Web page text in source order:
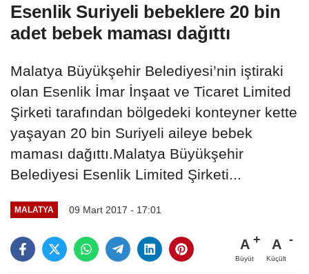
Esenlik Suriyeli bebeklere 20 bin
adet bebek maması dağıttı
Malatya Büyükşehir Belediyesi’nin iştiraki
olan Esenlik İmar İnşaat ve Ticaret Limited
Şirketi tarafından bölgedeki konteyner kette
yaşayan 20 bin Suriyeli aileye bebek
maması dağıttı.Malatya Büyükşehir
Belediyesi Esenlik Limited Şirketi...
MALATYA 09 Mart 2017 - 17:01
A
Büyüt
A
Küçült